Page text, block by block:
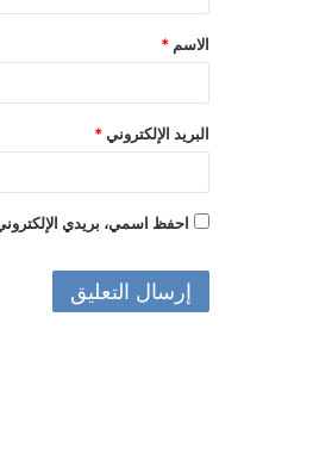
ق
*
الاسم *
البريد الإلكتروني *
احفظ اسمي، بريدي